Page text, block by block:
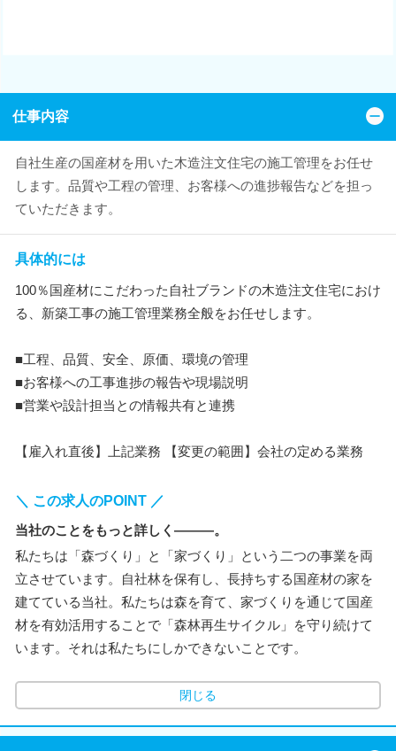
仕事内容
自社生産の国産材を用いた木造注文住宅の施工管理をお任せ
します。品質や工程の管理、お客様への進捗報告などを担っ
ていただきます。
具体的には
100％国産材にこだわった自社ブランドの木造注文住宅におけ
る、新築工事の施工管理業務全般をお任せします。
■工程、品質、安全、原価、環境の管理
■お客様への工事進捗の報告や現場説明
■営業や設計担当との情報共有と連携
【雇入れ直後】上記業務 【変更の範囲】会社の定める業務
＼ この求人のPOINT ／
当社のことをもっと詳しく―――。
私たちは「森づくり」と「家づくり」という二つの事業を両
立させています。自社林を保有し、長持ちする国産材の家を
建てている当社。私たちは森を育て、家づくりを通じて国産
材を有効活用することで「森林再生サイクル」を守り続けて
います。それは私たちにしかできないことです。
閉じる